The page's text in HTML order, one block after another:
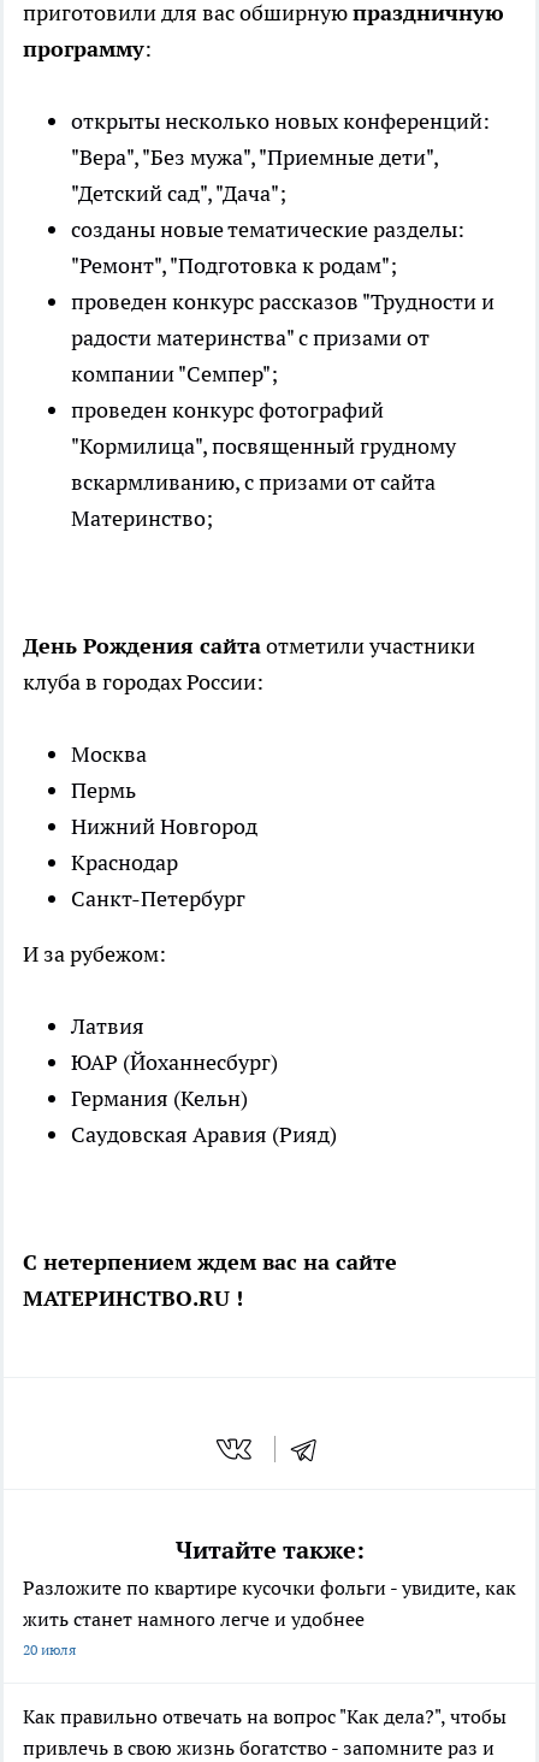
приготовили для вас обширнуюпраздничную
программу:
открыты несколько новых конференций:
"Вера", "Без мужа", "Приемные дети",
"Детский сад", "Дача";
созданы новые тематические разделы:
"Ремонт", "Подготовка к родам";
проведен конкурс рассказов "Трудности и
радости материнства" с призами от
компании "Семпер";
проведен конкурс фотографий
"Кормилица", посвященный грудному
вскармливанию, с призами от сайта
Материнство;
День Рождения сайтаотметили участники
клуба в городах России:
Москва
Пермь
Нижний Новгород
Краснодар
Санкт-Петербург
И за рубежом:
Латвия
ЮАР (Йоханнесбург)
Германия (Кельн)
Саудовская Аравия (Рияд)
С нетерпением ждем вас на сайте
МАТЕРИНСТВО.RU !
Читайте также:
Разложите по квартире кусочки фольги - увидите, как
жить станет намного легче и удобнее
20 июля
Как правильно отвечать на вопрос "Как дела?", чтобы
привлечь в свою жизнь богатство - запомните раз и